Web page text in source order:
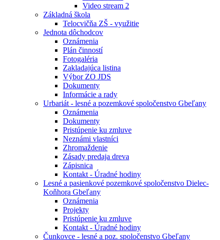
Video stream 2
Základná škola
Telocvičňa ZŠ - využitie
Jednota dôchodcov
Oznámenia
Plán činností
Fotogaléria
Zakladajúca listina
Výbor ZO JDS
Dokumenty
Informácie a rady
Urbariát - lesné a pozemkové spoločenstvo Gbeľany
Oznámenia
Dokumenty
Pristúpenie ku zmluve
Neznámi vlastníci
Zhromaždenie
Zásady predaja dreva
Zápisnica
Kontakt - Úradné hodiny
Lesné a pasienkové pozemkové spoločenstvo Dielec-
Koňhora Gbeľany
Oznámenia
Projekty
Pristúpenie ku zmluve
Kontakt - Úradné hodiny
Čunkovce - lesné a poz. spoločenstvo Gbeľany